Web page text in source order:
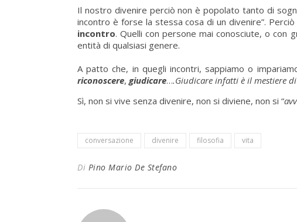
Il nostro divenire perciò non è popolato tanto di
incontro è forse la stessa cosa di un divenire”.
incontro. Quelli con persone mai conosciute, o con
entità di qualsiasi genere.
A patto che, in quegli incontri, sappiamo o
riconoscere,giudicare….Giudicare infatti è il mestiere
Sì, non si vive senza divenire, non si diviene, non si “
conversazione divenire filosofia vita
Di Pino Mario De Stefano